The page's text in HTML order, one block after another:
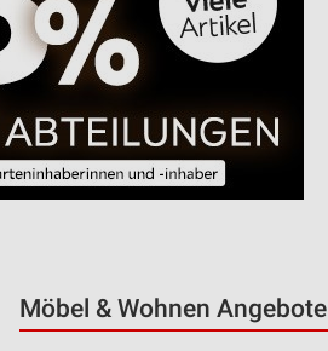
Möbel & Wohnen Angebote